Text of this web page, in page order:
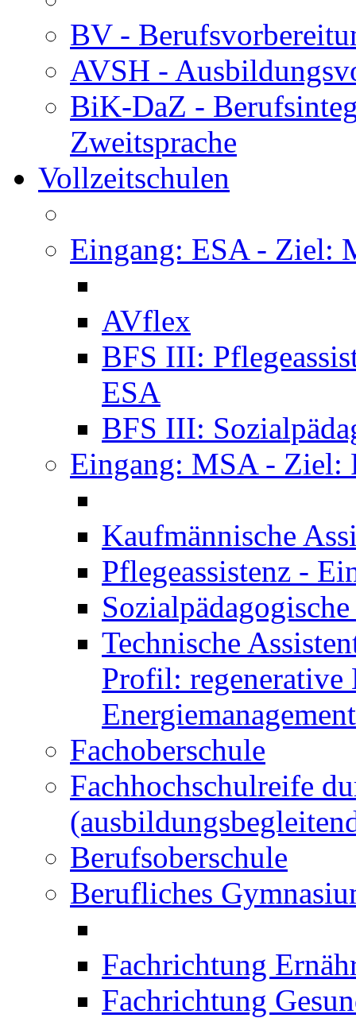
BV -
AVSH -
BiK-DaZ -
Zweitsprache
Vollzeitschulen
Eingang: ESA - Ziel:
AVflex
BFS III:
ESA
BFS III:
Eingang: MSA - Ziel:
Kaufmännische
Pflegeassistenz -
Technische
Profil: regenerative
Energiemanagement
Fachoberschule
Fachhochschulreife
Berufsoberschule
Berufliches
Fachrichtung
Fachrichtung